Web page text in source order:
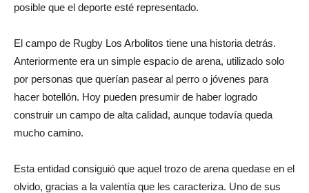
posible que el deporte esté representado.
El campo de Rugby Los Arbolitos tiene una historia detrás.
Anteriormente era un simple espacio de arena, utilizado solo
por personas que querían pasear al perro o jóvenes para
hacer botellón. Hoy pueden presumir de haber logrado
construir un campo de alta calidad, aunque todavía queda
mucho camino.
Esta entidad consiguió que aquel trozo de arena quedase en el
olvido, gracias a la valentía que les caracteriza. Uno de sus